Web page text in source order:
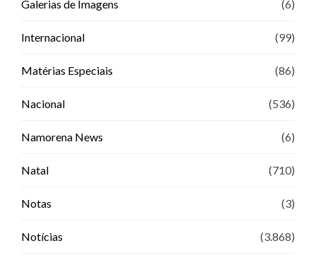
Galerias de Imagens (6)
Internacional (99)
Matérias Especiais (86)
Nacional (536)
Namorena News (6)
Natal (710)
Notas (3)
Notícias (3.868)